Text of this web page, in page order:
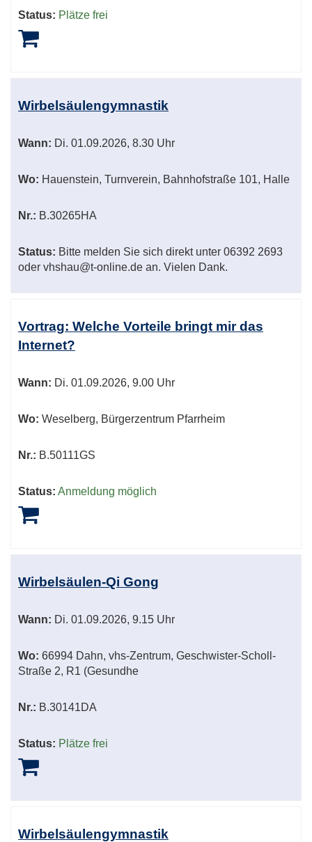
Status: Plätze frei
Wirbelsäulengymnastik
Wann: Di. 01.09.2026, 8.30 Uhr
Wo: Hauenstein, Turnverein, Bahnhofstraße 101, Halle
Nr.: B.30265HA
Status: Bitte melden Sie sich direkt unter 06392 2693
oder vhshau@t-online.de an. Vielen Dank.
Vortrag: Welche Vorteile bringt mir das
Internet?
Wann: Di. 01.09.2026, 9.00 Uhr
Wo: Weselberg, Bürgerzentrum Pfarrheim
Nr.: B.50111GS
Status: Anmeldung möglich
Wirbelsäulen-Qi Gong
Wann: Di. 01.09.2026, 9.15 Uhr
Wo: 66994 Dahn, vhs-Zentrum, Geschwister-Scholl-
Straße 2, R1 (Gesundhe
Nr.: B.30141DA
Status: Plätze frei
Wirbelsäulengymnastik